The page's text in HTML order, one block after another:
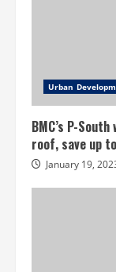
Urban
BMC’s P-
roof, save up
January 19,